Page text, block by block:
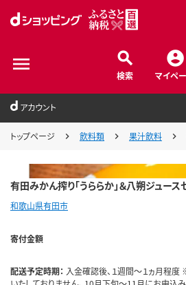
検索 マイペ
アカウント
トップページ 飲料類 果汁飲料
有田みかん搾り「うららか」＆八朔ジュース
和歌山県有田市
寄付金額
配送予定時期： 入金確認後、１週間～１ヵ月程